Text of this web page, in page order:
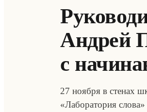
Андрей
с
27 ноября в стенах
«Лаборатория